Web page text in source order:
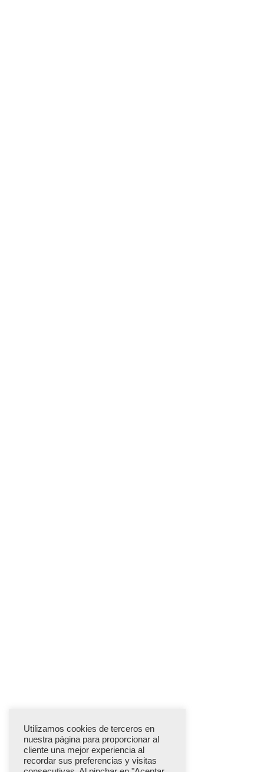
Utilizamos cookies de terceros en
nuestra página para proporcionar al
cliente una mejor experiencia al
recordar sus preferencias y visitas